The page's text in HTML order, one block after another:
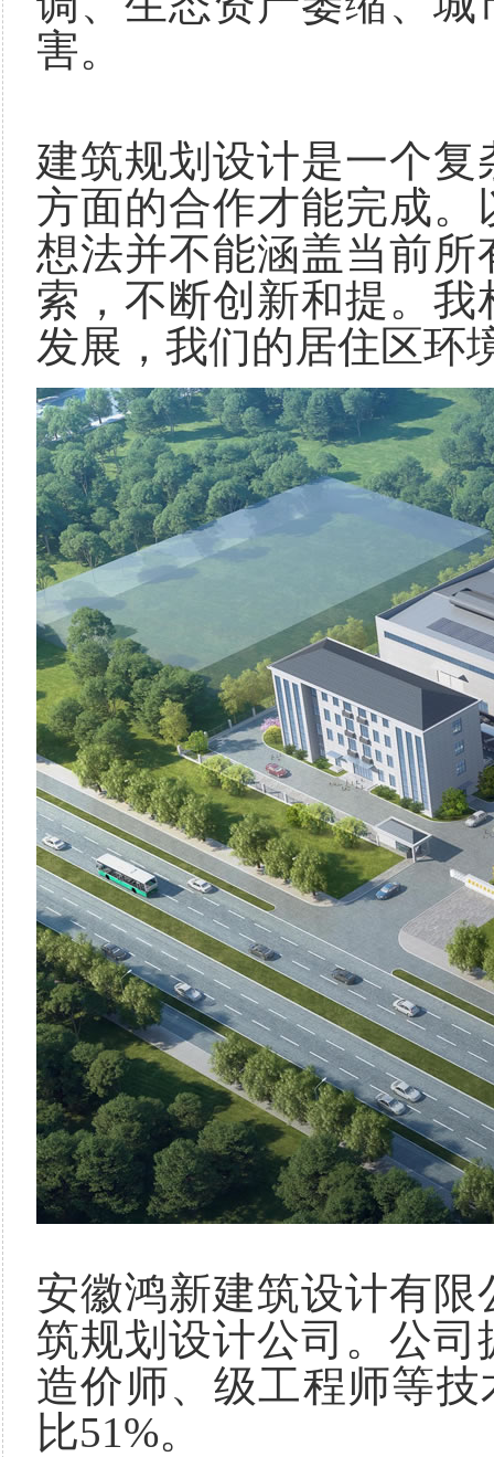
害。
建筑规划设计是一个
方面的合作才能完成
想法并不能涵盖当前
索，不断创新和提。
发展，我们的居住区环
安徽鸿新建筑设计有
筑规划设计公司。公
造价师、级工程师等
比51%。